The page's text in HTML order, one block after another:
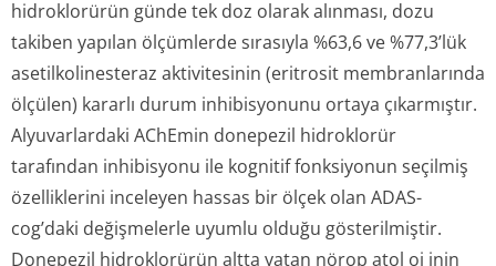
Klinik çalışmalarda, 6 aylık donepezil tedavisinin
sonucunda bir analiz yapılmıştır. Bu analizde 3 etkililik
kriteri birlikte kullanılmıştır. ADAS-cog, hasta yakınından
gelen bilgiler dahilinde klinisyenin görüşmeye dayalı
değişiklik izlenimi (CIBIC+ – global fonksiyonları ölçer),
Klinik Demans Ölçüm Skalasının Günlük Yaşam
Aktiviteleri Altskalası (CDR -sosyal ortamlardaki, evdeki,
hobilerindeki ve kişisel bakımdaki becerileri ölçer).